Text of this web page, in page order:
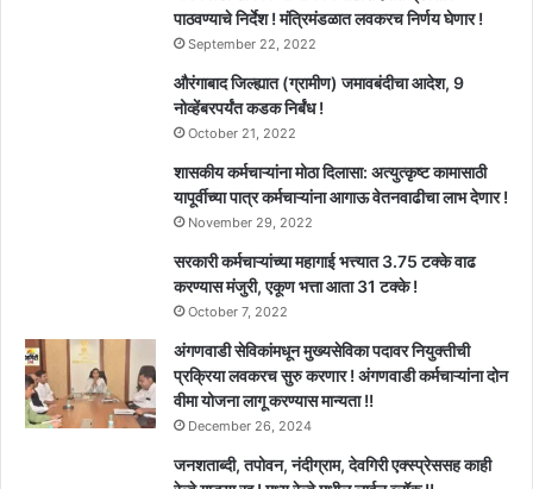
पाठवण्याचे निर्देश ! मंत्रिमंडळात लवकरच निर्णय घेणार !
September 22, 2022
औरंगाबाद जिल्ह्यात (ग्रामीण) जमावबंदीचा आदेश, 9
नोव्हेंबरपर्यंत कडक निर्बंध !
October 21, 2022
शासकीय कर्मचाऱ्यांना मोठा दिलासा: अत्युत्कृष्ट कामासाठी
यापूर्वीच्या पात्र कर्मचाऱ्यांना आगाऊ वेतनवाढीचा लाभ देणार !
November 29, 2022
सरकारी कर्मचाऱ्यांच्या महागाई भत्त्यात 3.75 टक्के वाढ
करण्यास मंजुरी, एकूण भत्ता आता 31 टक्के !
October 7, 2022
अंगणवाडी सेविकांमधून मुख्यसेविका पदावर नियुक्तीची
प्रक्रिया लवकरच सुरु करणार ! अंगणवाडी कर्मचाऱ्यांना दोन
वीमा योजना लागू करण्यास मान्यता !!
December 26, 2024
जनशताब्दी, तपोवन, नंदीग्राम, देवगिरी एक्स्प्रेससह काही